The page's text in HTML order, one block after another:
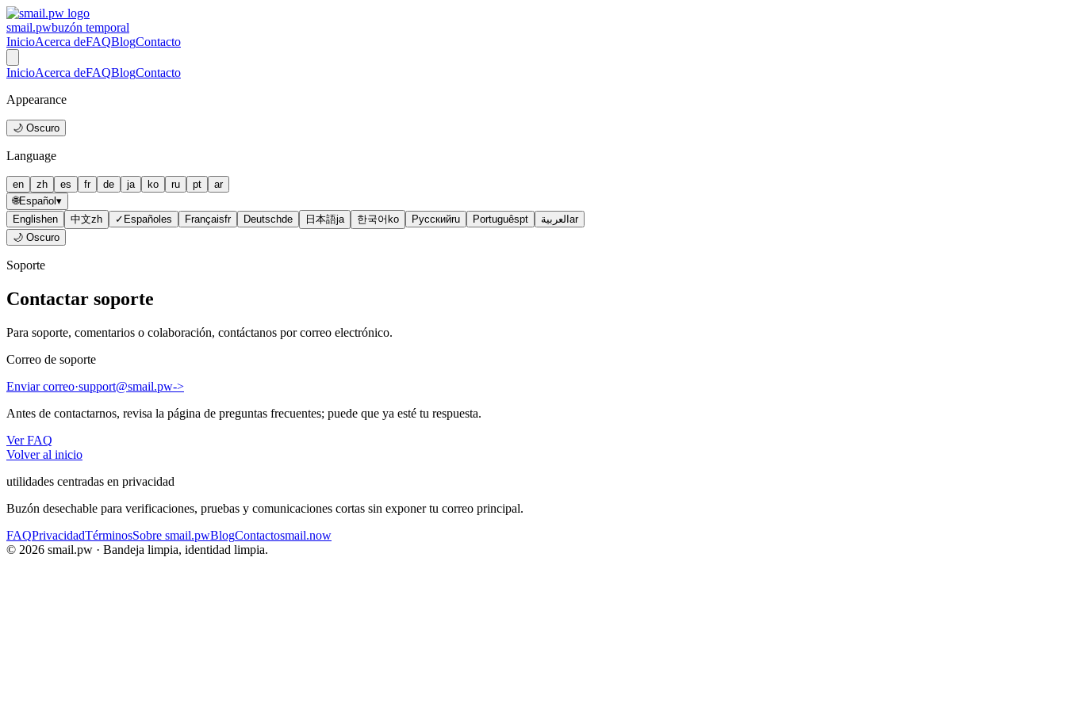
smail.pwbuzón temporal
InicioAcerca deFAQBlogContacto
InicioAcerca deFAQBlogContacto
Appearance
🌙 Oscuro
Language
en zh es fr de ja ko ru pt
ar
🌐Español ▾
Englishen 中文zh ✓ Español es Françaisfr Deutschde 日本語ja 한국어 ko Русскийru Portuguêspt العربية ar
🌙 Oscuro
Soporte
Contactar soporte
Para soporte, comentarios o colaboración, contáctanos por correo electrónico.
Correo de soporte
Enviar correo·support@smail.pw->
Antes de contactarnos, revisa la página de preguntas frecuentes; puede que ya esté tu respuesta.
Ver FAQ
Volver al inicio
utilidades centradas en privacidad
Buzón desechable para verificaciones, pruebas y comunicaciones cortas sin exponer tu correo principal.
FAQPrivacidadTérminosSobre smail.pwBlogContactosmail.now
© 2026 smail.pw · Bandeja limpia, identidad limpia.